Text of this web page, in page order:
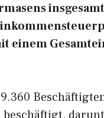
einem